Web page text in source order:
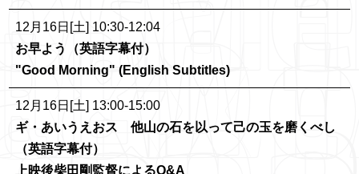
12月16日[土] 10:30-12:04
お早よう（英語字幕付）
"Good Morning" (English Subtitles)
12月16日[土] 13:00-15:00
ギ・あいうえおス 他山の石を以って己の玉を磨くべし
（英語字幕付）
上映後柴田剛監督によるQ&A